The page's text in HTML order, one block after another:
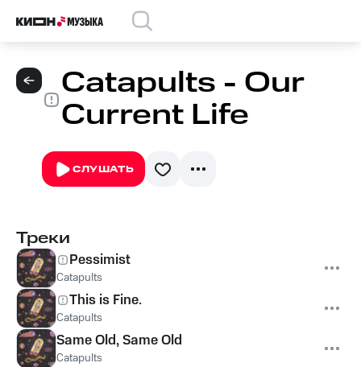
Catapults - Our
Current Life
СЛУШАТЬ
Треки
Pessimist
Catapults
This is Fine.
Catapults
Same Old, Same Old
Catapults